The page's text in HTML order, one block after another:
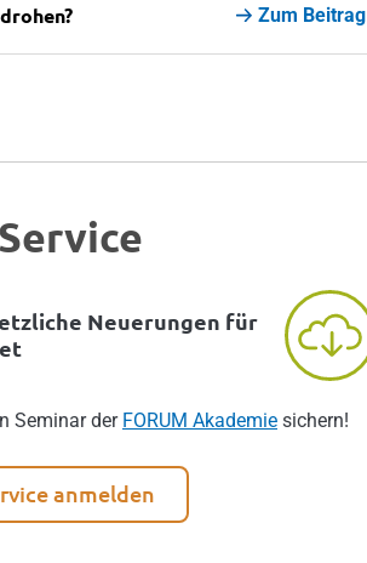
Zum Beitrag
Neuerungen für
Seminar der FORUM Akademie sichern!
anmelden